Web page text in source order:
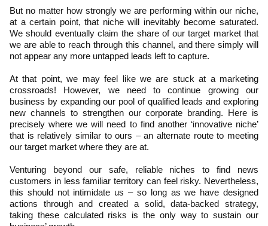
But no matter how strongly we are performing within our niche,
at a certain point, that niche will inevitably become saturated.
We should eventually claim the share of our target market that
we are able to reach through this channel, and there simply will
not appear any more untapped leads left to capture.
At that point, we may feel like we are stuck at a marketing
crossroads! However, we need to continue growing our
business by expanding our pool of qualified leads and exploring
new channels to strengthen our corporate branding. Here is
precisely where we will need to find another ‘innovative niche’
that is relatively similar to ours – an alternate route to meeting
our target market where they are at.
Venturing beyond our safe, reliable niches to find news
customers in less familiar territory can feel risky. Nevertheless,
this should not intimidate us – so long as we have designed
actions through and created a solid, data-backed strategy,
taking these calculated risks is the only way to sustain our